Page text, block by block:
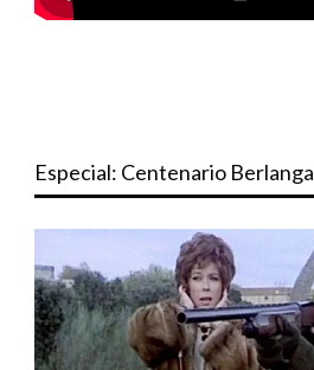
Especial: Centenario Berlanga